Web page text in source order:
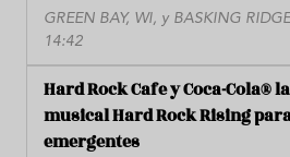
GREEN BAY, WI, y BASKING
14:42
Hard Rock Cafe y Coca-Cola®
musical Hard Rock Rising
emergentes